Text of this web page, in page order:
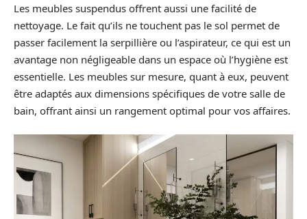
Les meubles suspendus offrent aussi une facilité de
nettoyage. Le fait qu’ils ne touchent pas le sol permet de
passer facilement la serpillière ou l’aspirateur, ce qui est un
avantage non négligeable dans un espace où l’hygiène est
essentielle. Les meubles sur mesure, quant à eux, peuvent
être adaptés aux dimensions spécifiques de votre salle de
bain, offrant ainsi un rangement optimal pour vos affaires.